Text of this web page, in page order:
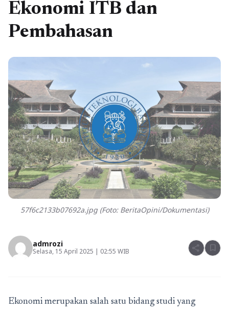
Ekonomi ITB dan
Pembahasan
57f6c2133b07692a.jpg (Foto: BeritaOpini/Dokumentasi)
admrozi
Selasa, 15 April 2025 | 02:55 WIB share bookmark
Ekonomi merupakan salah satu bidang studi yang